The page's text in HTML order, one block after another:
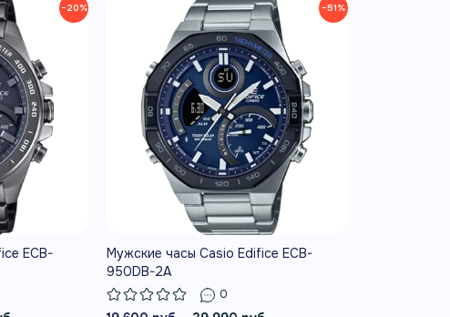
−20%
ECB-
−51%
Мужские часы Casio Edifice ECB-
950DB-2A
0